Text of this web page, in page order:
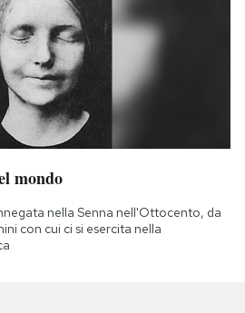
mondo
nella Senna nell'Ottocento, da
con cui ci si esercita nella